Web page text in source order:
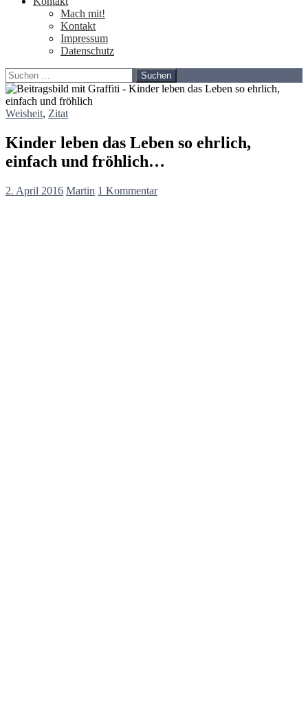
Mach mit!
Kontakt
Impressum
Datenschutz
Suchen
nach:
Weisheit, Zitat
Kinder leben das Leben so ehrlich,
einfach und fröhlich…
2. April 2016 Martin 1 Kommentar